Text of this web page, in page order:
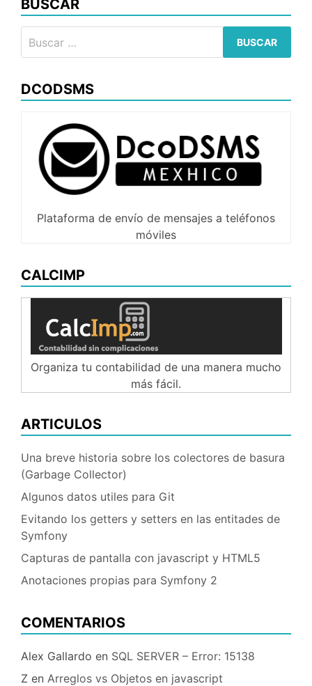
BUSCAR
DCODSMS
Plataforma de envío de mensajes a teléfonos
móviles
CALCIMP
Organiza tu contabilidad de una manera mucho
más fácil.
ARTICULOS
Una breve historia sobre los colectores de basura
(Garbage Collector)
Algunos datos utiles para Git
Evitando los getters y setters en las entitades de
Symfony
Capturas de pantalla con javascript y HTML5
Anotaciones propias para Symfony 2
COMENTARIOS
Alex Gallardo en SQL SERVER – Error: 15138
Z en Arreglos vs Objetos en javascript